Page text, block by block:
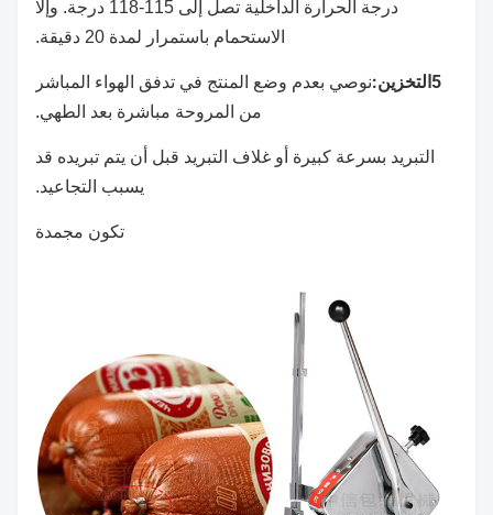
درجة الحرارة الداخلية تصل إلى 115-118 درجة. وإلا
الاستحمام باستمرار لمدة 20 دقيقة.
5التخزين:
نوصي بعدم وضع المنتج في تدفق الهواء المباشر
من المروحة مباشرة بعد الطهي.
التبريد بسرعة كبيرة أو غلاف التبريد قبل أن يتم تبريده قد
يسبب التجاعيد.
تكون مجمدة